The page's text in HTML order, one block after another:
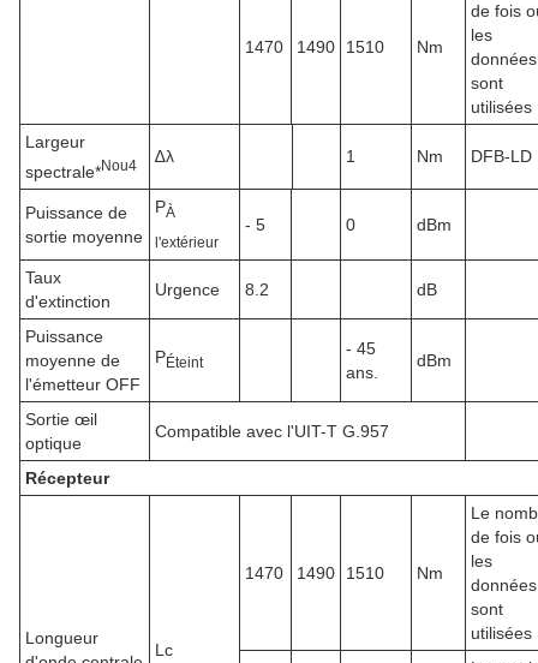
1470 1490 1510 Nm
de fois
les
données
sont
utilisées
Largeur
spectrale*Nou4 ∆λ 1 Nm DFB-LD
Puissance de
sortie moyenne
PÀ
l'extérieur
- 5 0 dBm
Taux
d'extinction
Urgence 8.2 dB
Puissance
moyenne de
l'émetteur OFF
PÉteint
- 45
ans.
dBm
Sortie œil
optique
Compatible avec l'UIT-T G.957
Récepteur
Longueur
Lc
1470 1490 1510 Nm
Le
de fois
les
données
sont
utilisées